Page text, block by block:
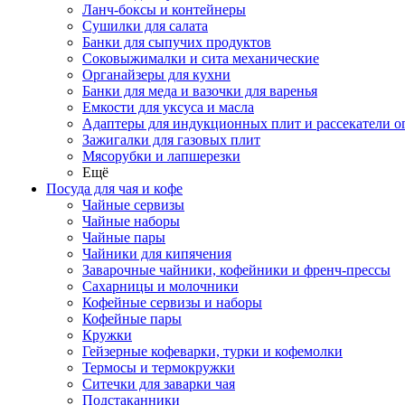
Ланч-боксы и контейнеры
Сушилки для салата
Банки для сыпучих продуктов
Соковыжималки и сита механические
Органайзеры для кухни
Банки для меда и вазочки для варенья
Емкости для уксуса и масла
Адаптеры для индукционных плит и рассекатели
Зажигалки для газовых плит
Мясорубки и лапшерезки
Ещё
Посуда для чая и кофе
Чайные сервизы
Чайные наборы
Чайные пары
Чайники для кипячения
Заварочные чайники, кофейники и френч-прессы
Сахарницы и молочники
Кофейные сервизы и наборы
Кофейные пары
Кружки
Гейзерные кофеварки, турки и кофемолки
Термосы и термокружки
Ситечки для заварки чая
Подстаканники